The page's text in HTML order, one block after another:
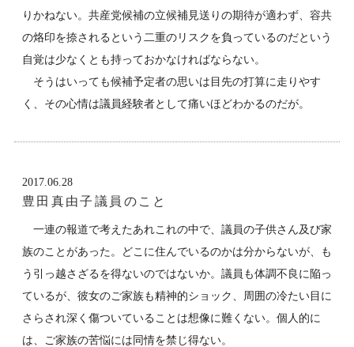
りかねない。共産党候補の立候補見送りの期待が適わず、容共
の烙印を捺されるという二重のリスクを負っているのだという
自覚は少なくとも持っておかなければならない。
そうはいっても候補予定者の思いは目先の打算に走りやす
く、その心情は議員経験者として痛いほどわかるのだが。
2017.06.28
豊田真由子議員のこと
一連の報道で考えたあれこれの中で、議員の子供さん及び家
族のことがあった。どこに住んでいるのかは分からないが、も
う引っ越さざるを得ないのではないか。議員も体調不良に陥っ
ているが、彼女のご家族も精神的ショック、周囲の冷たい目に
さらされ深く傷ついていることは想像に難くない。個人的に
は、ご家族の苦悩には同情を禁じ得ない。